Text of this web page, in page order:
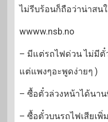
ไม่รีบร้อนก็ถือว่าน่าสน
wwww.nsb.no
– มีแต่รถไฟด่วน ไม่มีตั๋
แต่แพงๆอะพูดง่ายๆ )
– ซื้อตั๋วล่วงหน้าได้นา
– ซื้อตั๋วบนรถไฟเสียเพิ่